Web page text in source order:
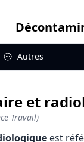
Autres
et
Travail)
est